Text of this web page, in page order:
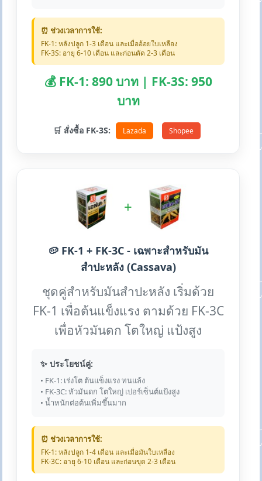
⏰ ช่วงเวลาการใช้:
FK-1: หลังปลูก 1-3 เดือน และเมื่ออ้อยใบเหลือง
FK-3S: อายุ 6-10 เดือน และก่อนตัด 2-3 เดือน
💰 FK-1: 890 บาท | FK-3S: 950
บาท
🛒 สั่งซื้อ FK-3S: Lazada Shopee
+
🥔 FK-1 + FK-3C - เฉพาะสำหรับมัน
สำปะหลัง (Cassava)
ชุดคู่สำหรับมันสำปะหลัง เริ่มด้วย
FK-1 เพื่อต้นแข็งแรง ตามด้วย FK-3C
เพื่อหัวมันดก โตใหญ่ แป้งสูง
✨ ประโยชน์คู่:
• FK-1: เร่งโต ต้นแข็งแรง ทนแล้ง
• FK-3C: หัวมันดก โตใหญ่ เปอร์เซ็นต์แป้งสูง
• น้ำหนักต่อต้นเพิ่มขึ้นมาก
⏰ ช่วงเวลาการใช้:
FK-1: หลังปลูก 1-4 เดือน และเมื่อมันใบเหลือง
FK-3C: อายุ 6-10 เดือน และก่อนขุด 2-3 เดือน